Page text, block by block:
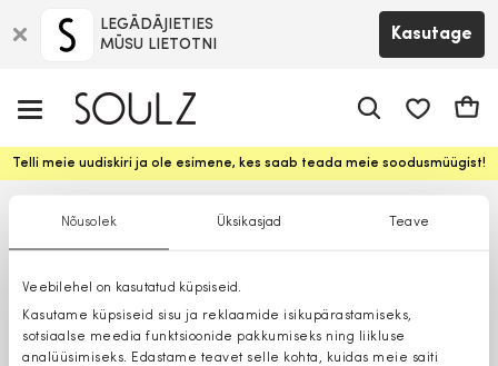
Nõusolek Üksikasjad Teave
Veebilehel on kasutatud küpsiseid.
Kasutame küpsiseid sisu ja reklaamide isikupärastamiseks,
sotsiaalse meedia funktsioonide pakkumiseks ning liikluse
analüüsimiseks. Edastame teavet selle kohta, kuidas meie saiti
LEGĀDĀJIETIES
MŪSU LIETOTNI
Kasutage
Telli meie uudiskiri ja ole esimene, kes saab teada meie soodusmüügist!